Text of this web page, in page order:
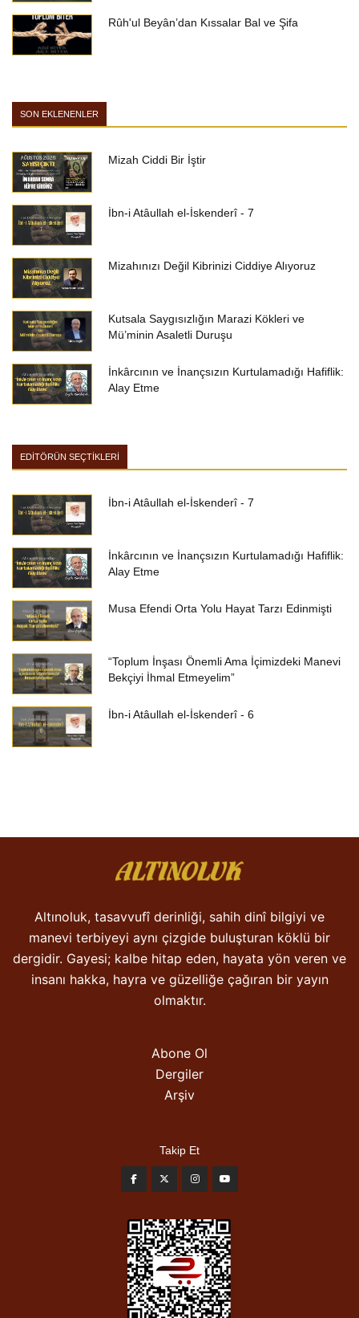
Rûh'ul Beyân’dan Kıssalar Bal ve Şifa
SON EKLENENLER
Mizah Ciddi Bir İştir
İbn-i Atâullah el-İskenderî - 7
Mizahınızı Değil Kibrinizi Ciddiye Alıyoruz
Kutsala Saygısızlığın Marazi Kökleri ve
Mü’minin Asaletli Duruşu
İnkârcının ve İnançsızın Kurtulamadığı Hafiflik:
Alay Etme
EDİTÖRÜN SEÇTİKLERİ
İbn-i Atâullah el-İskenderî - 7
İnkârcının ve İnançsızın Kurtulamadığı Hafiflik:
Alay Etme
Musa Efendi Orta Yolu Hayat Tarzı Edinmişti
“Toplum İnşası Önemli Ama İçimizdeki Manevi
Bekçiyi İhmal Etmeyelim”
İbn-i Atâullah el-İskenderî - 6
Altınoluk, tasavvufî derinliği, sahih dinî bilgiyi ve
manevi terbiyeyi aynı çizgide buluşturan köklü bir
dergidir. Gayesi; kalbe hitap eden, hayata yön veren ve
insanı hakka, hayra ve güzelliğe çağıran bir yayın
olmaktır.
Abone Ol
Dergiler
Arşiv
Takip Et